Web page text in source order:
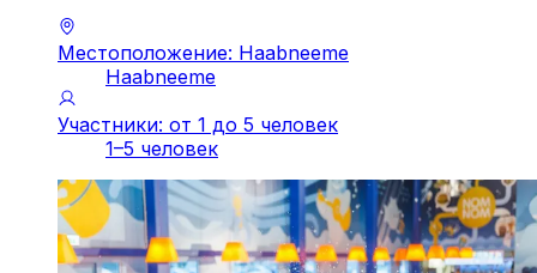
Местоположение: Haabneeme
Haabneeme
Участники: от 1 до 5 человек
1–5 человек